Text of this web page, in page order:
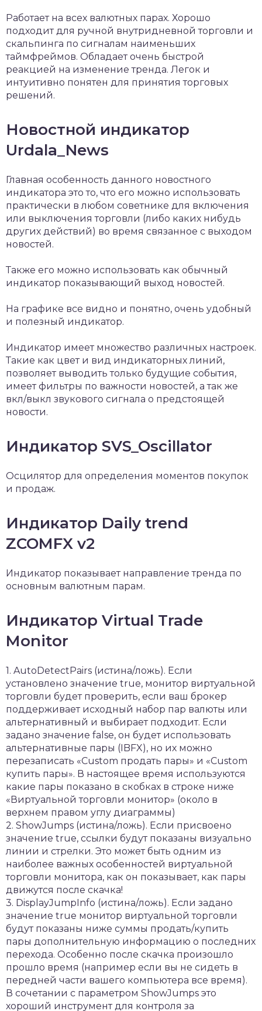
Работает на всех валютных парах. Хорошо
подходит для ручной внутридневной торговли и
скальпинга по сигналам наименьших
таймфреймов. Обладает очень быстрой
реакцией на изменение тренда. Легок и
интуитивно понятен для принятия торговых
решений.
Новостной индикатор
Urdala_News
Главная особенность данного новостного
индикатора это то, что его можно использовать
практически в любом советнике для включения
или выключения торговли (либо каких нибудь
других действий) во время связанное с выходом
новостей.
Также его можно использовать как обычный
индикатор показывающий выход новостей.
На графике все видно и понятно, очень удобный
и полезный индикатор.
Индикатор имеет множество различных настроек.
Такие как цвет и вид индикаторных линий,
позволяет выводить только будущие события,
имеет фильтры по важности новостей, а так же
вкл/выкл звукового сигнала о предстоящей
новости.
Индикатор SVS_Oscillator
Осцилятор для определения моментов покупок
и продаж.
Индикатор Daily trend
ZCOMFX v2
Индикатор показывает направление тренда по
основным валютным парам.
Индикатор Virtual Trade
Monitor
1. AutoDetectPairs (истина/ложь). Если
установлено значение true, монитор виртуальной
торговли будет проверить, если ваш брокер
поддерживает исходный набор пар валюты или
альтернативный и выбирает подходит. Если
задано значение false, он будет использовать
альтернативные пары (IBFX), но их можно
перезаписать «Custom продать пары» и «Custom
купить пары». В настоящее время используются
какие пары показано в скобках в строке ниже
«Виртуальной торговли монитор» (около в
верхнем правом углу диаграммы)
2. ShowJumps (истина/ложь). Если присвоено
значение true, ссылки будут показаны визуально
линии и стрелки. Это может быть одним из
наиболее важных особенностей виртуальной
торговли монитора, как он показывает, как пары
движутся после скачка!
3. DisplayJumpInfo (истина/ложь). Если задано
значение true монитор виртуальной торговли
будут показаны ниже суммы продать/купить
пары дополнительную информацию о последних
перехода. Особенно после скачка произошло
прошло время (например если вы не сидеть в
передней части вашего компьютера все время).
В сочетании с параметром ShowJumps это
хороший инструмент для контроля за